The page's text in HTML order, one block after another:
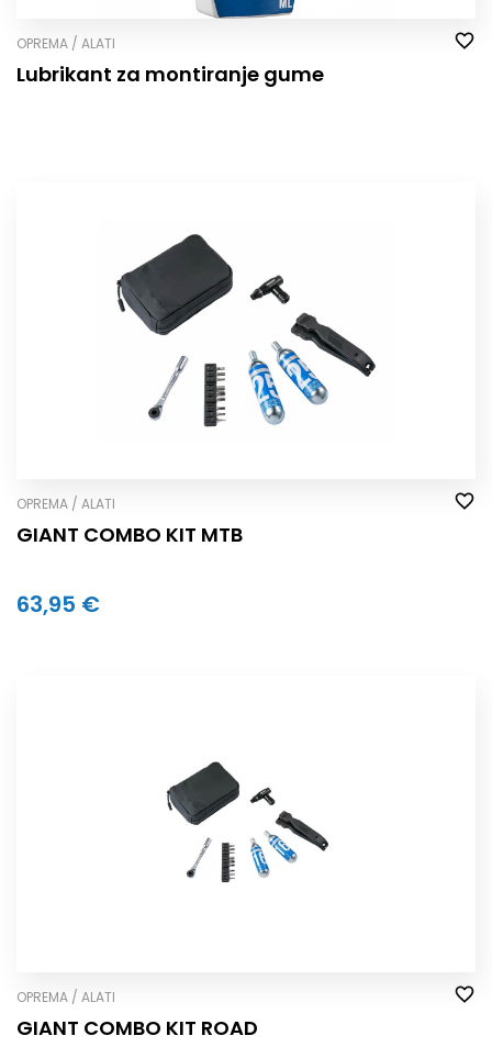
OPREMA / ALATI
Lubrikant za montiranje gume
OPREMA / ALATI
GIANT COMBO KIT MTB
63,95 €
OPREMA / ALATI
GIANT COMBO KIT ROAD